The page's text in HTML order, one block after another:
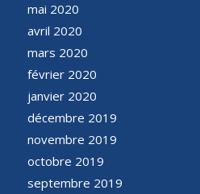
mai 2020
avril 2020
mars 2020
février 2020
janvier 2020
décembre 2019
novembre 2019
octobre 2019
septembre 2019